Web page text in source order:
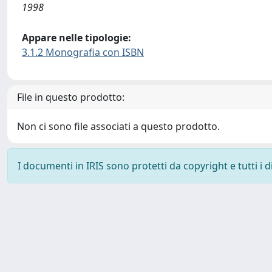
1998
Appare nelle tipologie:
3.1.2 Monografia con ISBN
File in questo prodotto:
Non ci sono file associati a questo prodotto.
I documenti in IRIS sono protetti da copyright e tutti i